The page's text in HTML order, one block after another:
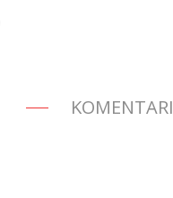
KOMENTARI